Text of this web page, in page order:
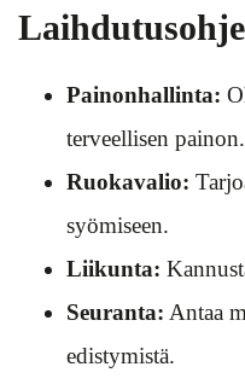
Painonhallinta:
terveellisen painon.
Ruokavalio:
syömiseen.
Liikunta:
Seuranta: Antaa
edistymistä.